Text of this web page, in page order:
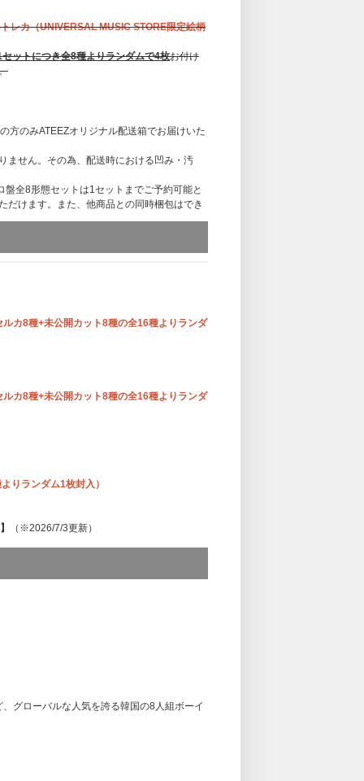
レカ（UNIVERSAL MUSIC STORE限定絵柄
ットにつき全8種よりランダムで4枚お付け
方のみATEEZオリジナル配送箱でお届けいた
ません。その為、配送時における凹み・汚
全8形態セットは1セットまでご予約可能と
だけます。また、他商品との同時梱包はでき
ジナル配送箱は1箱となります。
カ8種+未公開カット8種の全16種よりランダ
カ8種+未公開カット8種の全16種よりランダ
りランダム1枚封入）
（※2026/7/3更新）
ト 第二弾 内容・当選人数
ます。
バー50名）、合計1,200名
グローバルな人気を誇る韓国の8人組ボーイ